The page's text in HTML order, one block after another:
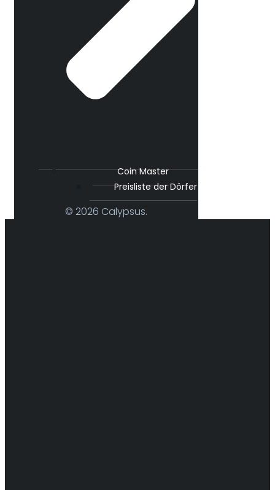
Coin Master
Preisliste der Dörfer
© 2026 Calypsus.